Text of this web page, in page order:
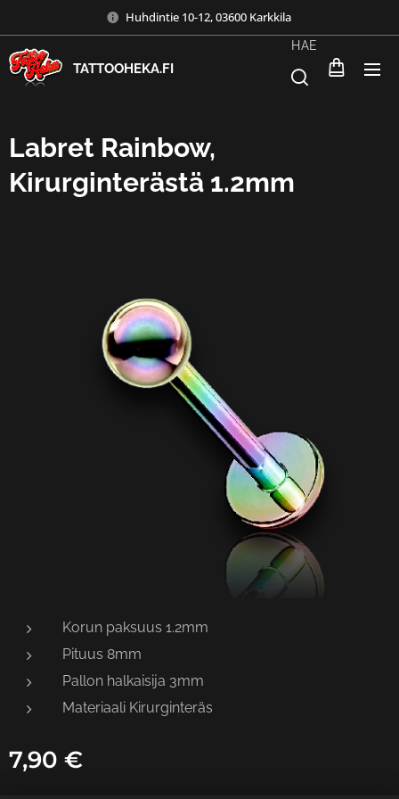
Huhdintie 10-12, 03600 Karkkila
TATTOOHEKA.FI
HAE
Labret Rainbow,
Kirurginterästä 1.2mm
Korun paksuus 1.2mm
Pituus 8mm
Pallon halkaisija 3mm
Materiaali Kirurginteräs
7,90 €